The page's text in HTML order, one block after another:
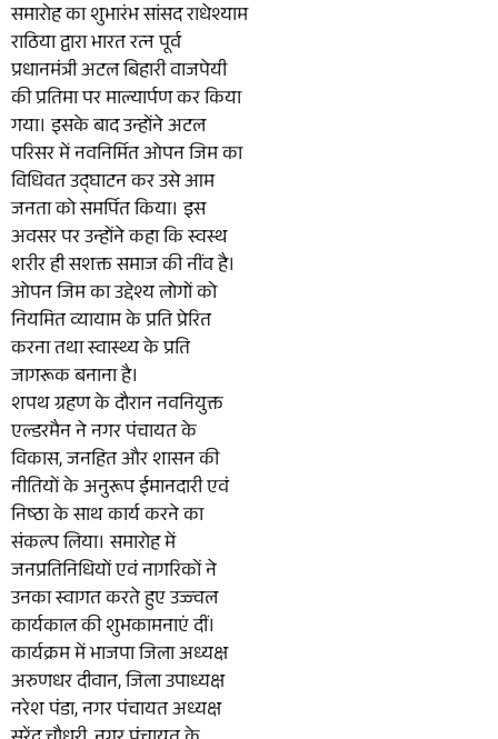
समारोह का शुभारंभ सांसद राधेश्याम
राठिया द्वारा भारत रत्न पूर्व
प्रधानमंत्री अटल बिहारी वाजपेयी
की प्रतिमा पर माल्यार्पण कर किया
गया। इसके बाद उन्होंने अटल
परिसर में नवनिर्मित ओपन जिम का
विधिवत उद्घाटन कर उसे आम
जनता को समर्पित किया। इस
अवसर पर उन्होंने कहा कि स्वस्थ
शरीर ही सशक्त समाज की नींव है।
ओपन जिम का उद्देश्य लोगों को
नियमित व्यायाम के प्रति प्रेरित
करना तथा स्वास्थ्य के प्रति
जागरूक बनाना है।
शपथ ग्रहण के दौरान नवनियुक्त
एल्डरमैन ने नगर पंचायत के
विकास, जनहित और शासन की
नीतियों के अनुरूप ईमानदारी एवं
निष्ठा के साथ कार्य करने का
संकल्प लिया। समारोह में
जनप्रतिनिधियों एवं नागरिकों ने
उनका स्वागत करते हुए उज्ज्वल
कार्यकाल की शुभकामनाएं दीं।
कार्यक्रम में भाजपा जिला अध्यक्ष
अरुणधर दीवान, जिला उपाध्यक्ष
नरेश पंडा, नगर पंचायत अध्यक्ष